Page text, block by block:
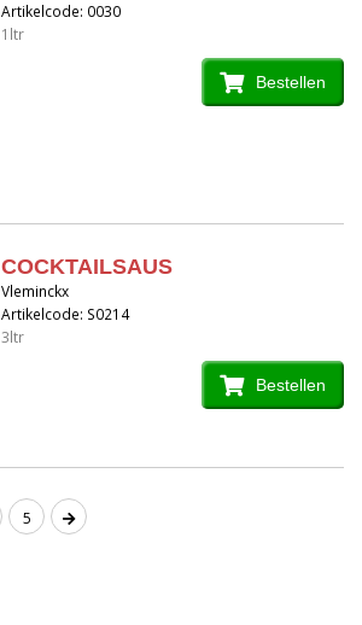
Artikelcode: 0030
1ltr
Bestellen
COCKTAILSAUS
Vleminckx
Artikelcode: S0214
3ltr
Bestellen
5